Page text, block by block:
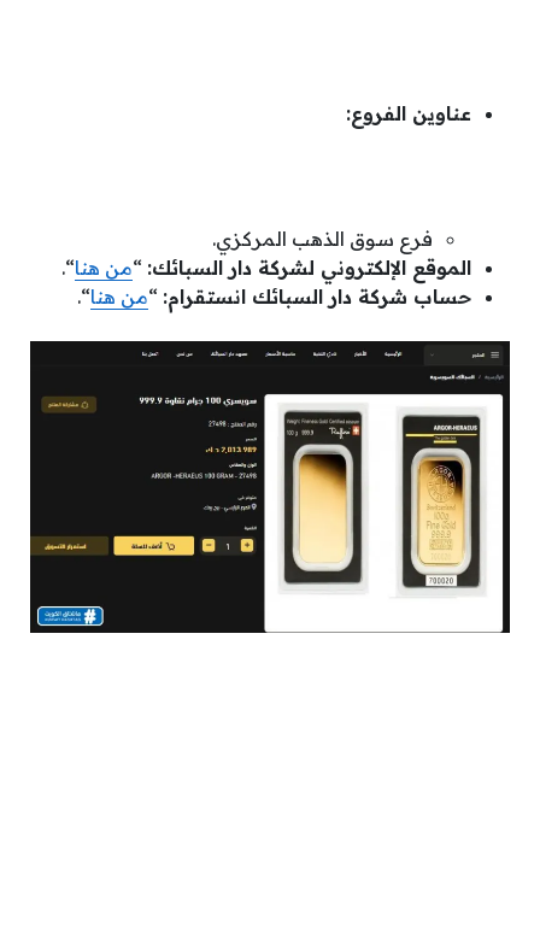
عناوين الفروع:
فرع سوق الذهب المركزي.
الموقع الإلكتروني لشركة دار السبائك: “من هنا“.
حساب شركة دار السبائك انستقرام: “من هنا“.